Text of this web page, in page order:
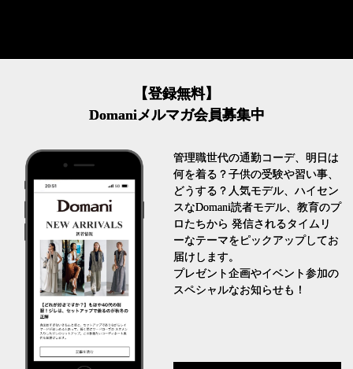
【登録無料】
Domaniメルマガ会員募集中
管理職世代の通勤コーデ、明日は
何を着る？子供の受験や習い事、
どうする？人気モデル、ハイセン
スなDomani読者モデル、教育のプ
ロたちから 発信されるタイムリ
ーなテーマをピックアップしてお
届けします。
プレゼント企画やイベント参加の
スペシャルなお知らせも！